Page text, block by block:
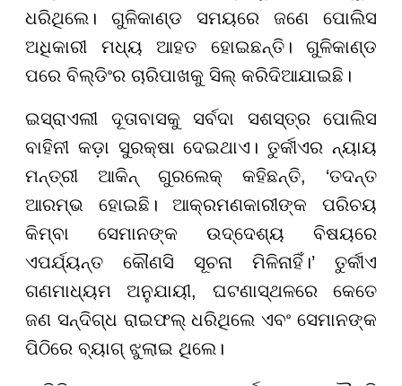
ଧରିଥିଲେ। ଗୁଳିକାଣ୍ଡ ସମୟରେ ଜଣେ ପୋଲିସ
ଅଧିକାରୀ ମଧ୍ୟ ଆହତ ହୋଇଛନ୍ତି। ଗୁଳିକାଣ୍ଡ
ପରେ ବିଲ୍ଡିଂର ଚାରିପାଖକୁ ସିଲ୍ କରିଦିଆଯାଇଛି।
ଇସ୍ରାଏଲୀ ଦୂତାବାସକୁ ସର୍ବଦା ସଶସ୍ତ୍ର ପୋଲିସ
ବାହିନୀ କଡ଼ା ସୁରକ୍ଷା ଦେଇଥାଏ। ତୁର୍କୀଏର ନ୍ୟାୟ
ମନ୍ତ୍ରୀ ଆକିନ୍ ଗୁରଲେକ୍ କହିଛନ୍ତି, ‘ତଦନ୍ତ
ଆରମ୍ଭ ହୋଇଛି। ଆକ୍ରମଣକାରୀଙ୍କ ପରିଚୟ
କିମ୍ବା ସେମାନଙ୍କ ଉଦ୍ଦେଶ୍ୟ ବିଷୟରେ
ଏପର୍ଯ୍ୟନ୍ତ କୌଣସି ସୂଚନା ମିଳିନାହିଁ।’ ତୁର୍କୀଏ
ଗଣମାଧ୍ୟମ ଅନୁଯାୟୀ, ଘଟଣାସ୍ଥଳରେ କେତେ
ଜଣ ସନ୍ଦିଗ୍ଧ ରାଇଫଲ୍ ଧରିଥିଲେ ଏବଂ ସେମାନଙ୍କ
ପିଠିରେ ବ୍ୟାଗ୍ ଝୁଲାଇ ଥିଲେ।